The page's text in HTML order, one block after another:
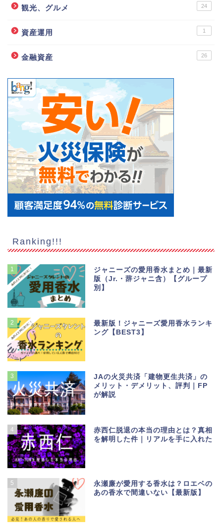
観光、グルメ 24
資産運用 1
金融資産 26
Ranking!!!
1
ジャニーズの愛用香水まとめ｜最新
版（Jr.・辞ジャニ含）【グループ
別】
2
最新版！ジャニーズ愛用香水ランキ
ング【BEST3】
3
JAの火災共済「建物更生共済」の
メリット・デメリット、評判｜FP
が解説
4
赤西仁脱退の本当の理由とは？真相
を解明した件｜リアルを手に入れた
5
永瀬廉が愛用する香水は？ロエベの
あの香水で間違いない【最新版】